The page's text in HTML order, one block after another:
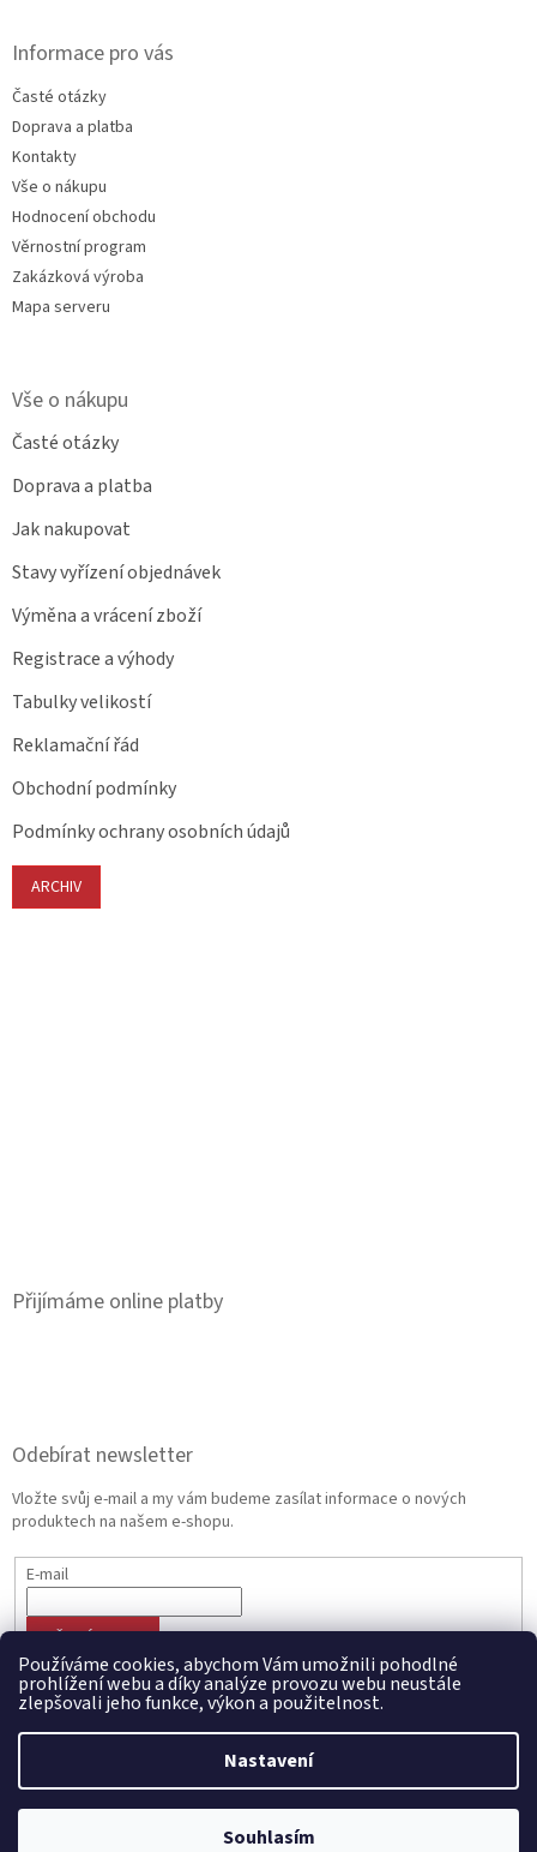
Používáme cookies, abychom Vám umožnili pohodlné
prohlížení webu a díky analýze provozu webu neustále
zlepšovali jeho funkce, výkon a použitelnost.
Nastavení
Souhlasím
Informace pro vás
Časté otázky
Doprava a platba
Kontakty
Vše o nákupu
Hodnocení obchodu
Věrnostní program
Zakázková výroba
Mapa serveru
Vše o nákupu
Časté otázky
Doprava a platba
Jak nakupovat
Stavy vyřízení objednávek
Výměna a vrácení zboží
Registrace a výhody
Tabulky velikostí
Reklamační řád
Obchodní podmínky
Podmínky ochrany osobních údajů
ARCHIV
Přijímáme online platby
Odebírat newsletter
Vložte svůj e-mail a my vám budeme zasílat informace o nových
produktech na našem e-shopu.
E-mail
PŘIHLÁSIT SE
Copyright 2026CZECHMANIA.CZ | Český fanshop v národních
. Všechna práva vyhrazena.